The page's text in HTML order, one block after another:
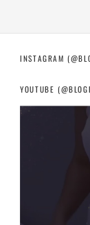
INSTAGRAM
YOUTUBE